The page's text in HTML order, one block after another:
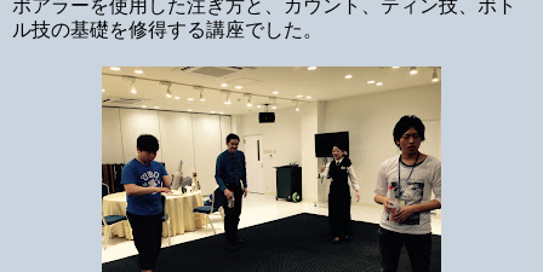
ポアラーを使用した注ぎ方と、カウント、ティン技、ボト
ル技の基礎を修得する講座でした。